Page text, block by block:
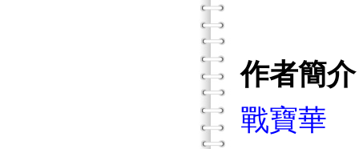
作者簡介
戰寶華